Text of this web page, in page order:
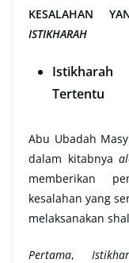
KESALAHAN
ISTIKHARAH
Tertentu
Abu Ubadah
dalam kitabnya
memberikan
kesalahan yang
melaksanakan
Pertama,